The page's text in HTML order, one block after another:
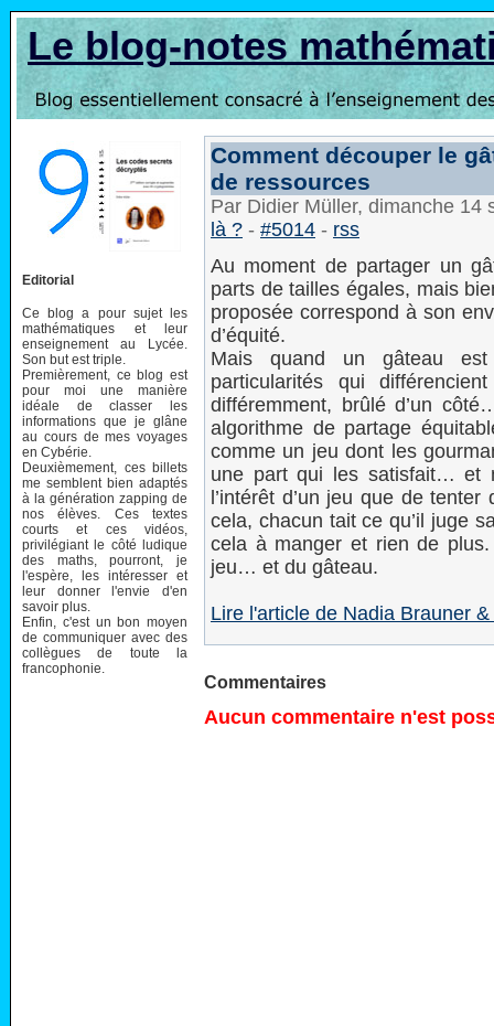
Le blog-notes
Editorial
Ce blog a pour sujet les
mathématiques et leur
enseignement au Lycée.
Son but est triple.
Premièrement, ce blog est
pour moi une manière
idéale de classer les
informations que je glâne
au cours de mes voyages
en Cybérie.
Deuxièmement, ces billets
me semblent bien adaptés
à la génération zapping de
nos élèves. Ces textes
courts et ces vidéos,
privilégiant le côté ludique
des maths, pourront, je
l'espère, les intéresser et
leur donner l'envie d'en
savoir plus.
Enfin, c'est un bon moyen
de communiquer avec des
collègues de toute la
francophonie.
Comment découper le
de ressources
Par Didier Müller, dimanche
là ? - #5014 - rss
Au moment de partager un
parts de tailles égales, mais
proposée correspond à son
d’équité.
Mais quand un gâteau
particularités qui
différemment, brûlé d’un
algorithme de partage
comme un jeu dont les
une part qui les satisfait… et
l’intérêt d’un jeu que de
cela, chacun tait ce qu’il juge
cela à manger et rien de
jeu… et du gâteau.
Lire l'article de Nadia Brauner
Commentaires
Aucun commentaire n'est